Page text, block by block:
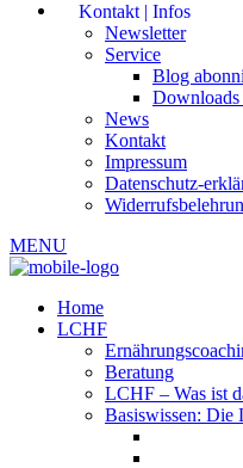
Kontakt | Infos
Newsletter
Service
Blog
Downloads
News
Kontakt
Impressum
Datenschutz-
MENU
Home
LCHF
Beratung
LCHF – Was ist
Basiswissen: Die